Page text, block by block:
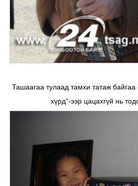
Ташаагаа тулаад тамхи татаж
хүрд”-ээр цацахгүй нь